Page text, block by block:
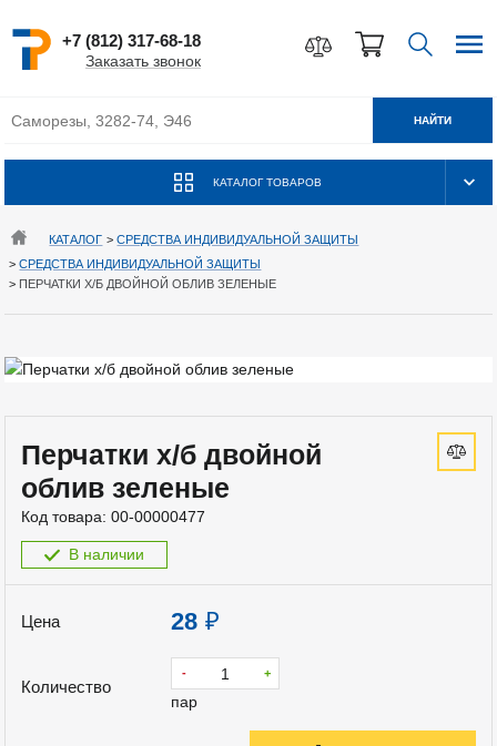
+7 (812) 317-68-18
Заказать звонок
КАТАЛОГ ТОВАРОВ
НАЙТИ
КАТАЛОГ >СРЕДСТВА ИНДИВИДУАЛЬНОЙ ЗАЩИТЫ
>СРЕДСТВА ИНДИВИДУАЛЬНОЙ ЗАЩИТЫ
> ПЕРЧАТКИ Х/Б ДВОЙНОЙ ОБЛИВ ЗЕЛЕНЫЕ
Перчатки х/б двойной
облив зеленые
Код товара: 00-00000477
В наличии
Цена 28 ₽
Количество
- +
пар